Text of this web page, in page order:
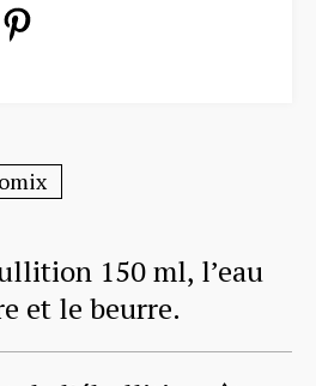
150 ml, l’eau
et le beurre.